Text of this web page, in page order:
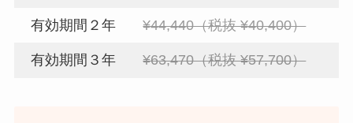
有効期間２年 ¥44,440（税抜 ¥40,400）
有効期間３年 ¥63,470（税抜 ¥57,700）